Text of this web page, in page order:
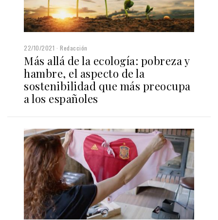
22/10/2021 Redacción
Más allá de la ecología: pobreza y
hambre, el aspecto de la
sostenibilidad que más preocupa
a los españoles